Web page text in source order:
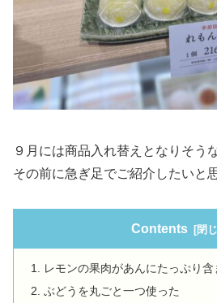
９月には商品入れ替えとなりそう
その前に急ぎ足でご紹介したいと
Contents
レモンの果肉があんにたっぷり
ぶどうを丸ごと一つ使った